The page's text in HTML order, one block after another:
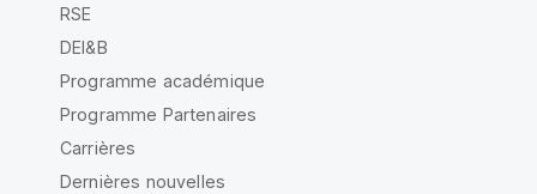
RSE
DEI&B
Programme académique
Programme Partenaires
Carrières
Dernières nouvelles